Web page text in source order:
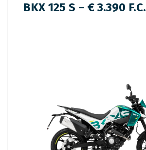
BKX 125 S – € 3.390 F.C.